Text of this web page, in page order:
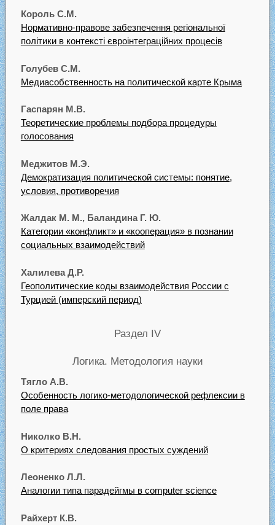
Король С.М.
Нормативно-правове забезпечення регіональної
політики в контексті євроінтеграційних процесів
Голубев С.М.
Медиасобственность на политической карте Крыма
Гаспарян М.В.
Теоретические проблемы подбора процедуры
голосования
Меджитов М.Э.
Демократизация политической системы: понятие,
условия, противоречия
Жалдак М. М., Баландина Г. Ю.
Категории «конфликт» и «кооперация» в познании
социальных взаимодействий
Халилева Д.Р.
Геополитические коды взаимодействия России с
Турцией (имперский период)
Раздел IV
Логика. Методология науки
Тягло А.В.
Особенность логико-методологической рефлексии в
поле права
Николко В.Н.
О критериях следования простых суждений
Леоненко Л.Л.
Аналогии типа парадейгмы в computer science
Райхерт К.В.